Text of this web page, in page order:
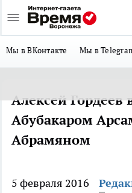
Мы в ВКонтакте Мы в
Алексей Гордеев
Абубакаром
Абрамяном
5 февраля 2016